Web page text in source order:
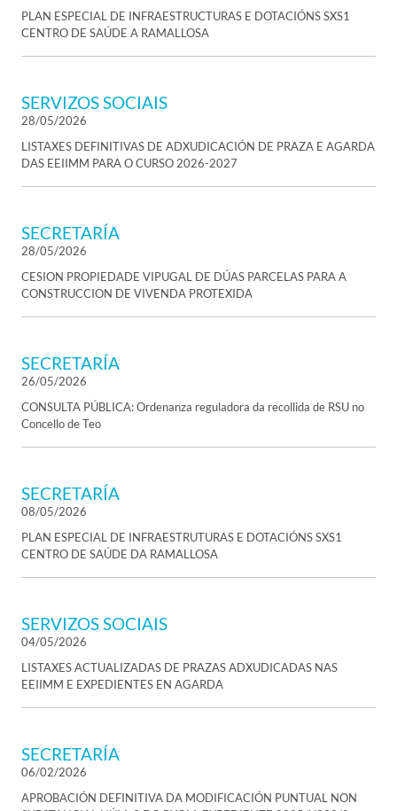
PLAN ESPECIAL DE INFRAESTRUCTURAS E DOTACIÓNS SXS1
CENTRO DE SAÚDE A RAMALLOSA
SERVIZOS SOCIAIS
28/05/2026
LISTAXES DEFINITIVAS DE ADXUDICACIÓN DE PRAZA E AGARDA
DAS EEIIMM PARA O CURSO 2026-2027
SECRETARÍA
28/05/2026
CESION PROPIEDADE VIPUGAL DE DÚAS PARCELAS PARA A
CONSTRUCCION DE VIVENDA PROTEXIDA
SECRETARÍA
26/05/2026
CONSULTA PÚBLICA: Ordenanza reguladora da recollida de RSU no
Concello de Teo
SECRETARÍA
08/05/2026
PLAN ESPECIAL DE INFRAESTRUTURAS E DOTACIÓNS SXS1
CENTRO DE SAÚDE DA RAMALLOSA
SERVIZOS SOCIAIS
04/05/2026
LISTAXES ACTUALIZADAS DE PRAZAS ADXUDICADAS NAS
EEIIMM E EXPEDIENTES EN AGARDA
SECRETARÍA
06/02/2026
APROBACIÓN DEFINITIVA DA MODIFICACIÓN PUNTUAL NON